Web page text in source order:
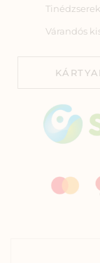
Tinédzserek
Várandós